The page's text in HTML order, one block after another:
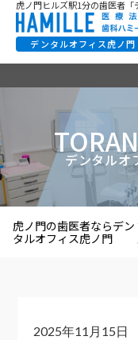
虎ノ門ヒルズ駅1分の歯医者「
デンタルオフィス虎ノ門
デンタルオ
虎ノ門の歯医者ならデン
タルオフィス虎ノ門
2025年11月15日